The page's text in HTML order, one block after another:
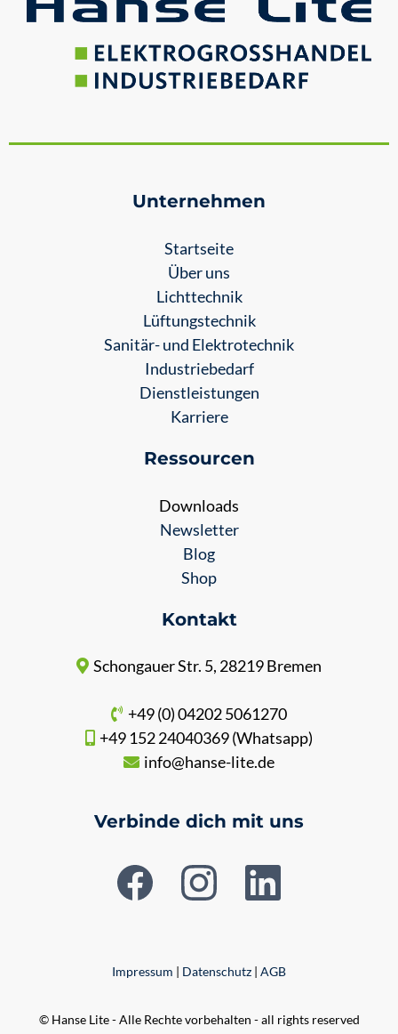
Unternehmen
Startseite
Über uns
Lichttechnik
Lüftungstechnik
Sanitär- und Elektrotechnik
Industriebedarf
Dienstleistungen
Karriere
Ressourcen
Downloads
Newsletter
Blog
Shop
Kontakt
Schongauer Str. 5, 28219 Bremen
+49 (0) 04202 5061270
+49 152 24040369 (Whatsapp)
info@hanse-lite.de
Verbinde dich mit uns
Impressum | Datenschutz | AGB
© Hanse Lite - Alle Rechte vorbehalten - all rights reserved